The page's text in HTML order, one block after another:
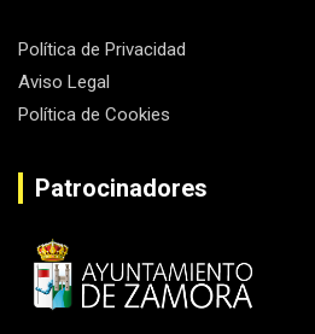
Política de Privacidad
Aviso Legal
Política de Cookies
Patrocinadores